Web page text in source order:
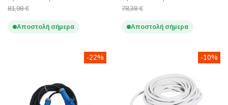
81,98 €
Αποστολή σήμερα
78,38 €
Αποστολή σήμερα
-22% -10%